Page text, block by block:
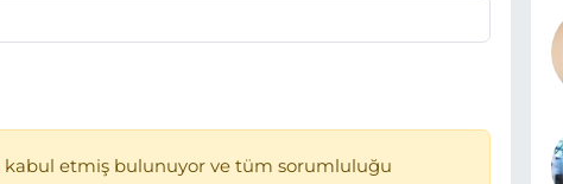
kabul etmiş bulunuyor ve tüm sorumluluğu